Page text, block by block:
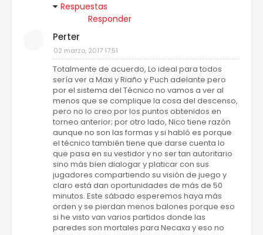
Respuestas
Responder
Perter
02 marzo, 2017 17:51
Totalmente de acuerdo, Lo ideal para todos
sería ver a Maxi y Riaño y Puch adelante pero
por el sistema del Técnico no vamos a ver al
menos que se complique la cosa del descenso,
pero no lo creo por los puntos obtenidos en
torneo anterior; por otro lado, Nico tiene razón
aunque no son las formas y si habló es porque
el técnico también tiene que darse cuenta lo
que pasa en su vestidor y no ser tan autoritario
sino más bien dialogar y platicar con sus
jugadores compartiendo su visión de juego y
claro está dan oportunidades de más de 50
minutos. Este sábado esperemos haya más
orden y se pierdan menos balones porque eso
si he visto van varios partidos donde las
paredes son mortales para Necaxa y eso no